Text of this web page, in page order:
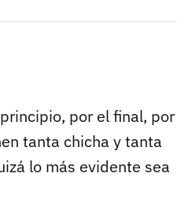
por el final, por
tanta chicha y tanta
lo más evidente sea